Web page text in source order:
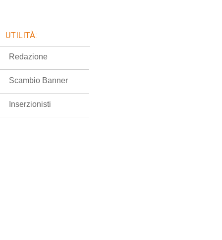
UTILITÀ:
Redazione
Scambio Banner
Inserzionisti